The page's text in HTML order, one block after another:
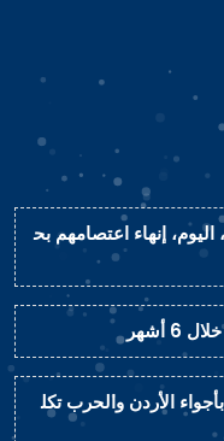
إنهاء اعتصامهم بح
الأردن والحرب تكل